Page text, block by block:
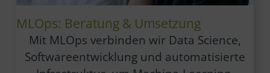
MLOps: Beratung & Umsetzung
Mit MLOps verbinden wir Data Science,
Softwareentwicklung und automatisierte